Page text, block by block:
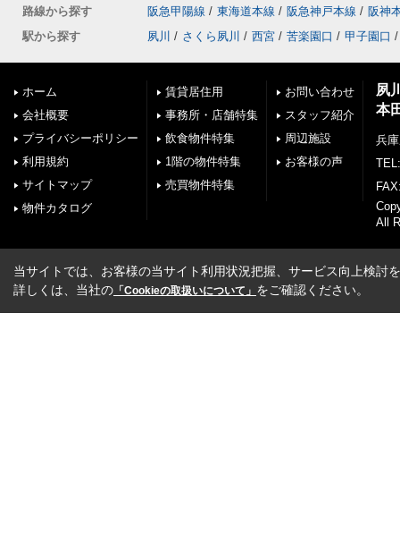
路線から探す
阪急甲陽線 / 東海道本線 / 阪急神戸本線 / 阪神
駅から探す
夙川 / さくら夙川 / 西宮 / 苦楽園口 / 甲子園口 /
ホーム
会社概要
プライバシーポリシー
利用規約
サイトマップ
物件カタログ
賃貸居住用
事務所・店舗特集
飲食物件特集
1階の物件特集
売買物件特集
お問い合わせ
スタッフ紹介
周辺施設
お客様の声
夙
本
兵
All
当サイトでは、お客様の当サイト利用状況把握、サービス向上検討
詳しくは、当社の 「Cookieの取扱いについて」 をご確認ください。